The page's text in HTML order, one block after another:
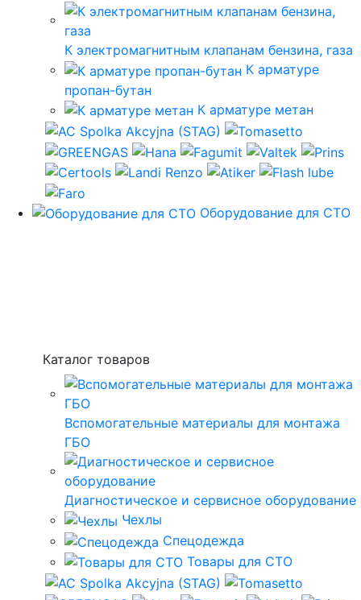
К электромагнитным клапанам бензина, газа
К арматуре
пропан-бутан
К арматуре метан
Оборудование для СТО
Каталог товаров
Вспомогательные материалы для монтажа
ГБО
Диагностическое и сервисное оборудование
Чехлы
Спецодежда
Товары для СТО